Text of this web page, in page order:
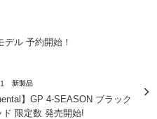
デル 予約開始！
新製品
】GP 4-SEASON ブラック
ド 限定数 発売開始!